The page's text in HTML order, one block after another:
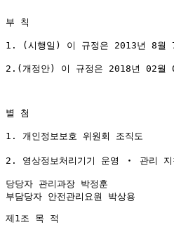
부 칙
1. (시행일) 이 규정은 2013년 8월 7
2.(개정안) 이 규정은 2018년 02월
별 첨
1. 개인정보보호 위원회 조직도
2. 영상정보처리기기 운영 ‧ 관리 지
당당자 관리과장 박정훈
제1조 목 적